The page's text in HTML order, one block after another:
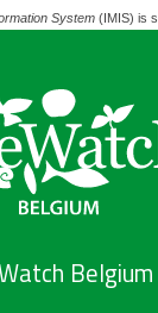
System(IMIS) is
Belgium